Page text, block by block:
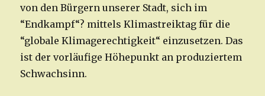
von den Bürgern unserer Stadt, sich im
“Endkampf“? mittels Klimastreiktag für die
“globale Klimagerechtigkeit“ einzusetzen. Das
ist der vorläufige Höhepunkt an produziertem
Schwachsinn.